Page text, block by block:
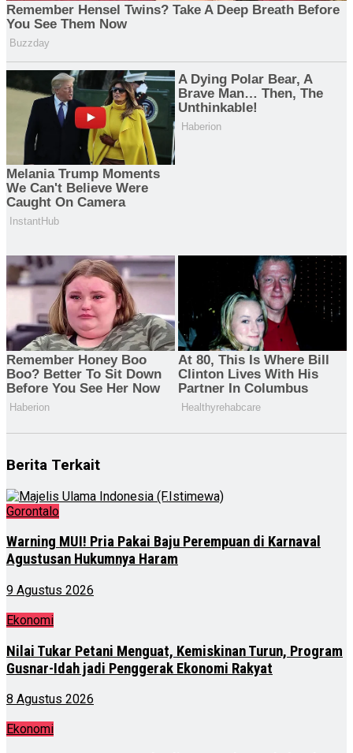
Berita Terkait
Gorontalo
Warning MUI! Pria Pakai Baju Perempuan di Karnaval
Agustusan Hukumnya Haram
9 Agustus 2026
Ekonomi
Nilai Tukar Petani Menguat, Kemiskinan Turun, Program
Gusnar-Idah jadi Penggerak Ekonomi Rakyat
8 Agustus 2026
Ekonomi